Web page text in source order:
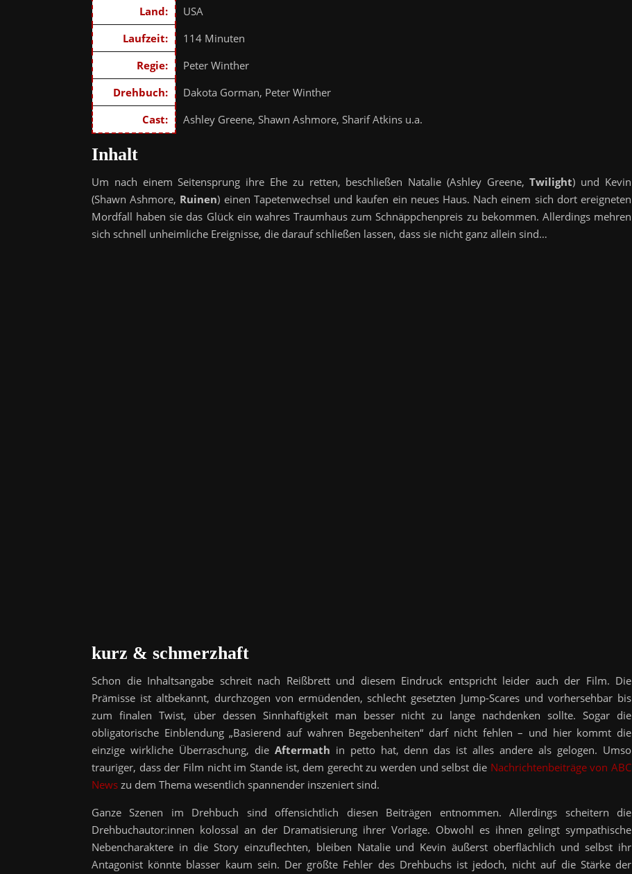
Land:
USA
Laufzeit:
114 Minuten
Regie:
Peter Winther
Drehbuch:
Dakota Gorman, Peter Winther
Cast:
Ashley Greene, Shawn Ashmore, Sharif Atkins u.a.
Inhalt
Um nach einem Seitensprung ihre Ehe zu retten, beschließen Natalie (Ashley Greene,Twilight) und Kevin
(Shawn Ashmore, Ruinen) einen Tapetenwechsel und kaufen ein neues Haus. Nach einem sich dort ereigneten
Mordfall haben sie das Glück ein wahres Traumhaus zum Schnäppchenpreis zu bekommen. Allerdings mehren
sich schnell unheimliche Ereignisse, die darauf schließen lassen, dass sie nicht ganz allein sind…
kurz & schmerzhaft
Schon die Inhaltsangabe schreit nach Reißbrett und diesem Eindruck entspricht leider auch der Film. Die
Prämisse ist altbekannt, durchzogen von ermüdenden, schlecht gesetzten Jump-Scares und vorhersehbar bis
zum finalen Twist, über dessen Sinnhaftigkeit man besser nicht zu lange nachdenken sollte. Sogar die
obligatorische Einblendung „Basierend auf wahren Begebenheiten“ darf nicht fehlen – und hier kommt die
einzige wirkliche Überraschung, die Aftermath in petto hat, denn das ist alles andere als gelogen. Umso
trauriger, dass der Film nicht im Stande ist, dem gerecht zu werden und selbst die Nachrichtenbeiträge von ABC
News zu dem Thema wesentlich spannender inszeniert sind.
Ganze Szenen im Drehbuch sind offensichtlich diesen Beiträgen entnommen. Allerdings scheitern die
Drehbuchautor:innen kolossal an der Dramatisierung ihrer Vorlage. Obwohl es ihnen gelingt sympathische
Nebencharaktere in die Story einzuflechten, bleiben Natalie und Kevin äußerst oberflächlich und selbst ihr
Antagonist könnte blasser kaum sein. Der größte Fehler des Drehbuchs ist jedoch, nicht auf die Stärke der